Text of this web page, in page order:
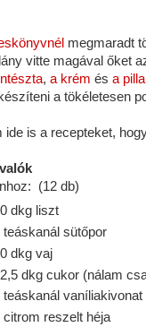
megmaradt
vitte magával őket
, a krém és a
a tökéletesen
ide is a recepteket,
(12 db)
dkg liszt
teáskanál sütőpor
dkg vaj
dkg cukor (nálam
teáskanál vaníliakivonat
citrom reszelt héja